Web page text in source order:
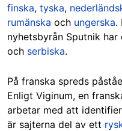
finska, tyska,
rumänska och ungerska.
nyhetsbyrån Sputnik
och serbiska.
På franska spreds
Enligt Viginum, en
arbetar med att
är sajterna del av ett